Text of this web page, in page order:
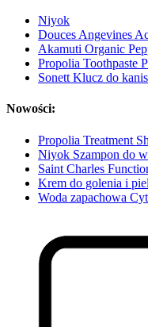
Niyok
Douces Angevines
Akamuti Organic
Propolia Toothpaste
Sonett Klucz do
Nowości:
Propolia Treatment
Niyok Szampon do
Saint Charles
Krem do golenia i
Woda zapachowa